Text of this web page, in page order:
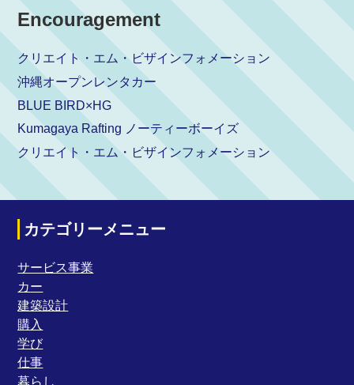
Encouragement
クリエイト・エム・ビザインフォメーション
沖縄オープンレンタカー
BLUE BIRD×HG
Kumagaya Rafting ノーティーボーイズ
クリエイト・エム・ビザインフォメーション
カテゴリーメニュー
サービス事業
カー
建築設計
購入
学び
仕事
暮らし